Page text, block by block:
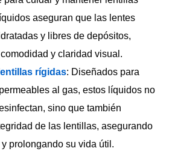
aseguran que las lentes
y libres de depósitos,
y claridad visual.
rígidas: Diseñados para
al gas, estos líquidos no
sino que también
de las lentillas, asegurando
prolongando su vida útil.